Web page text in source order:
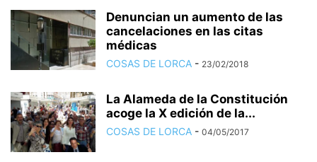
Denuncian un aumento de las
cancelaciones en las citas
médicas
COSAS DE LORCA - 23/02/2018
La Alameda de la Constitución
acoge la X edición de la...
COSAS DE LORCA - 04/05/2017